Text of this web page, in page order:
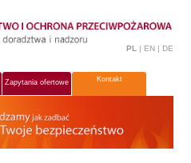
PL | EN | DE
Zapytania ofertowe Kontakt